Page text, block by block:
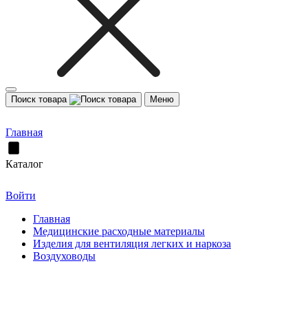
Поиск товара Меню
Главная
Каталог
Войти
Главная
Медицинские расходные материалы
Изделия для вентиляция легких и наркоза
Воздуховоды